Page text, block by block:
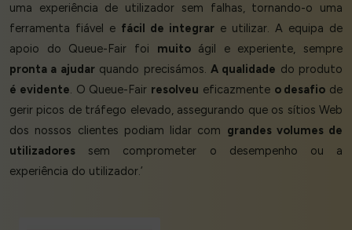
uma experiência de utilizador sem falhas, tornando-o uma
ferramenta fiável e fácil de integrar e utilizar. A equipa de
apoio do Queue-Fair foi muitoágil e experiente, sempre
pronta a ajudarquando precisámos. A qualidade do produto
é evidente. O Queue-Fair resolveu eficazmente o desafio de
gerir picos de tráfego elevado, assegurando que os sítios Web
dos nossos clientes podiam lidar com grandes volumes de
utilizadores sem comprometer o desempenho ou a
experiência do utilizador.’